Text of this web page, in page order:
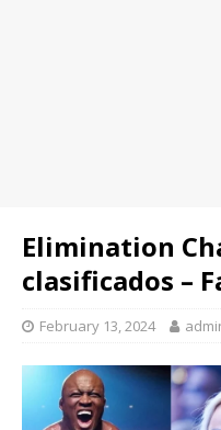
Elimination
clasificados –
February 13, 2024